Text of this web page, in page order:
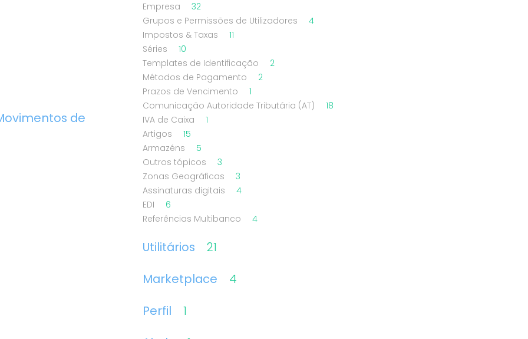
de
Empresa
32
Grupos e Permissões de Utilizadores
4
Impostos & Taxas
11
Séries
10
Templates de Identificação
2
Métodos de Pagamento
2
Prazos de Vencimento
1
Comunicação Autoridade Tributária (AT)
18
IVA de Caixa
1
Artigos
15
Armazéns
5
Outros tópicos
3
Zonas Geográficas
3
Assinaturas digitais
4
EDI
6
Referências Multibanco
4
Utilitários
21
Marketplace
4
Perfil
1